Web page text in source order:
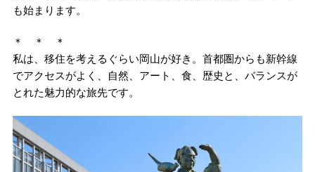
も始まります。
＊ ＊ ＊
私は、移住を考えるぐらい岡山が好き。首都圏からも新幹線
でアクセスがよく、自然、アート、食、歴史と、バランスが
とれた魅力的な旅先です。